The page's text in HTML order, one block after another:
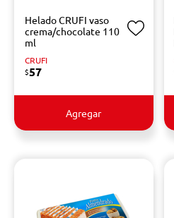
Helado CRUFI vaso
crema/chocolate 110
ml
CRUFI
$57
Agregar